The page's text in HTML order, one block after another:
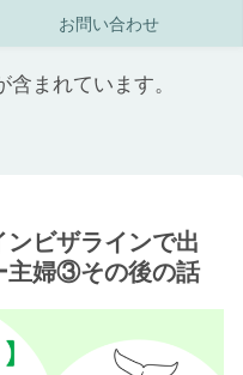
お問い合わせ
まれています。
ンビザラインで出
主婦③その後の話